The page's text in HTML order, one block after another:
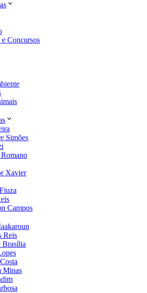
Concursos
Simões
Xavier
Campos
Reis
Brasília
Minas